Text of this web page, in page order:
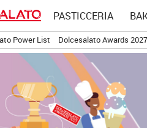
PASTICCERIA
Power List Dolcesalato Awards 2027